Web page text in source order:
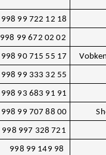
998 99 722 12 18
998 99 672 02 02
998 90 715 55 17
998 99 333 32 55
998 93 683 91 91
998 99 707 88 00
998 997 328 721
998 99 149 98